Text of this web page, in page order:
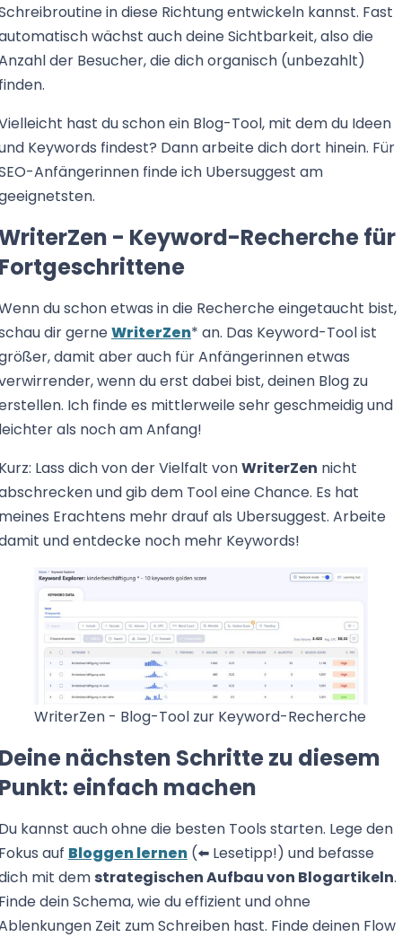
in diese Richtung entwickeln kannst. Fast
wächst auch deine Sichtbarkeit, also die
der Besucher, die dich organisch (unbezahlt)
hast du schon ein Blog-Tool, mit dem du Ideen
Keywords findest? Dann arbeite dich dort hinein. Für
Anfängerinnen finde ich Ubersuggest am
- Keyword-Recherche für
du schon etwas in die Recherche eingetaucht bist,
dir gerneWriterZen* an. Das Keyword-Tool ist
damit aber auch für Anfängerinnen etwas
wenn du erst dabei bist, deinen Blog zu
Ich finde es mittlerweile sehr geschmeidig und
als noch am Anfang!
Lass dich von der Vielfalt vonWriterZen nicht
und gib dem Tool eine Chance. Es hat
Erachtens mehr drauf als Ubersuggest. Arbeite
und entdecke noch mehr Keywords!
WriterZen - Blog-Tool zur Keyword-Recherche
nächsten Schritte zu diesem
einfach machen
kannst auch ohne die besten Tools starten. Lege den
auf Bloggen lernen (⬅️ Lesetipp!) und befasse
mit dem strategischen Aufbau von Blogartikeln.
dein Schema, wie du effizient und ohne
Zeit zum Schreiben hast. Finde deinen Flow